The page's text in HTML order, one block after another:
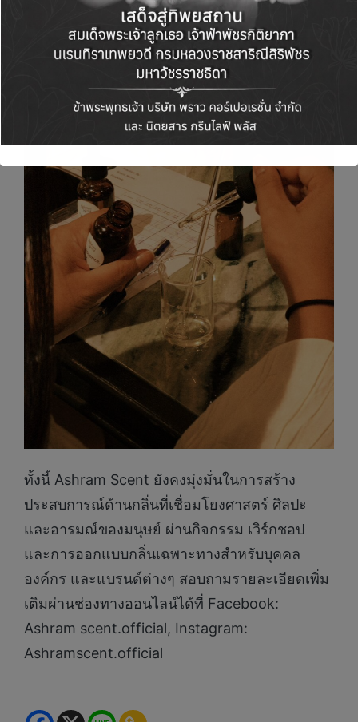
ทั้งนี้ Ashram Scent ยังคงมุ่งมั่นในการสร้าง
ประสบการณ์ด้านกลิ่นที่เชื่อมโยงศาสตร์ ศิลปะ
และอารมณ์ของมนุษย์ ผ่านกิจกรรม เวิร์กชอป
และการออกแบบกลิ่นเฉพาะทางสำหรับบุคคล
องค์กร และแบรนด์ต่างๆ สอบถามรายละเอียดเพิ่ม
เติมผ่านช่องทางออนไลน์ได้ที่ Facebook:
Ashram scent.official, Instagram:
Ashramscent.official